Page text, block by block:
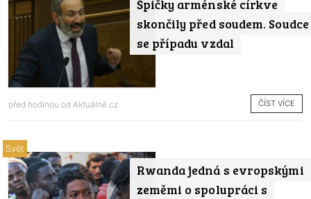
Špičky arménské církve
skončily před soudem. Soudce
se případu vzdal
před hodinou od Aktuálně.cz ČÍST VÍCE
Rwanda jedná s evropskými
zeměmi o spolupráci s
Svět